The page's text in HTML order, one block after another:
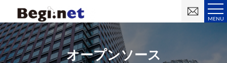
MENU
い
オープンソース